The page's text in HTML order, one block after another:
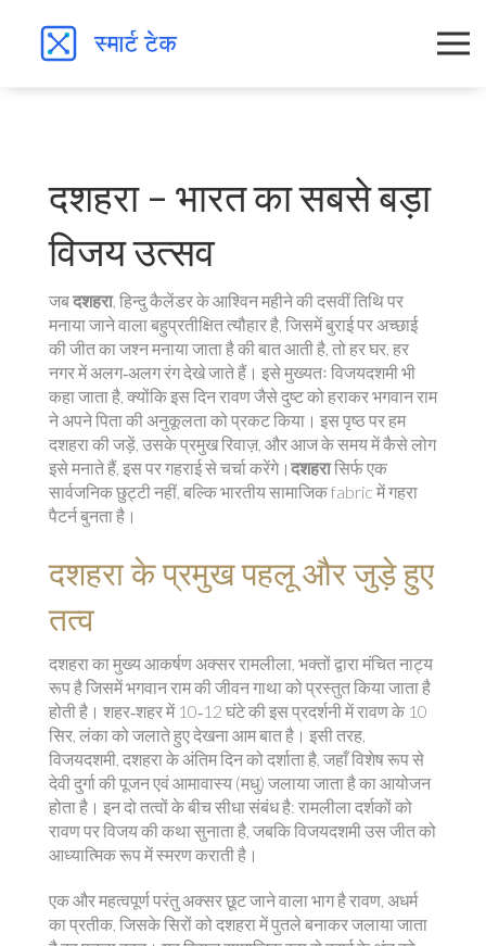
दशहरा – भारत का सबसे बड़ा
विजय उत्सव
जबदशहरा, हिन्दु कैलेंडर के आश्विन महीने की दसवीं तिथि पर
मनाया जाने वाला बहुप्रतीक्षित त्यौहार है, जिसमें बुराई पर अच्छाई
की जीत का जश्न मनाया जाता हैकी बात आती है, तो हर घर, हर
नगर में अलग‑अलग रंग देखे जाते हैं। इसे मुख्यतः विजयदशमीभी
कहा जाता है, क्योंकि इस दिन रावण जैसे दुष्ट को हराकर भगवान राम
ने अपने पिता की अनुकूलता को प्रकट किया। इस पृष्ठ पर हम
दशहरा की जड़ें, उसके प्रमुख रिवाज़, और आज के समय में कैसे लोग
इसे मनाते हैं, इस पर गहराई से चर्चा करेंगे। दशहरासिर्फ एक
सार्वजनिक छुट्टी नहीं, बल्कि भारतीय सामाजिक fabric में गहरा
पैटर्न बुनता है।
दशहरा के प्रमुख पहलू और जुड़े हुए
तत्व
दशहरा का मुख्य आकर्षण अक्सररामलीला, भक्तों द्वारा मंचित नाट्य
रूप है जिसमें भगवान राम की जीवन गाथा को प्रस्तुत किया जाता है
होती है। शहर‑शहर में 10‑12 घंटे की इस प्रदर्शनी में रावण के 10
सिर, लंका को जलाते हुए देखना आम बात है। इसी तरह,
विजयदशमी, दशहरा के अंतिम दिन को दर्शाता है, जहाँ विशेष रूप से
देवी दुर्गा की पूजन एवं आमावास्य (मधु) जलाया जाता हैका आयोजन
होता है। इन दो तत्वों के बीच सीधा संबंध है: रामलीला दर्शकों को
रावण पर विजय की कथा सुनाता है, जबकि विजयदशमी उस जीत को
आध्यात्मिक रूप में स्मरण कराती है।
एक और महत्वपूर्ण परंतु अक्सर छूट जाने वाला भाग हैरावण, अधर्म
का प्रतीक, जिसके सिरों को दशहरा में पुतले बनाकर जलाया जाता